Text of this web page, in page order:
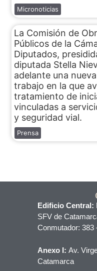
Micronoticias
La Comisión de
Públicos de la
Diputados,
diputada Stella
adelante una
trabajo en la que
tratamiento de
vinculadas a
y seguridad vial.
Prensa
Edificio Central:
SFV de
Conmutador: 383
Anexo I: Av.
Catamarca